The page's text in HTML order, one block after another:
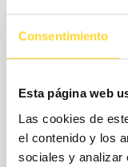
Consentimiento
Esta página web
Las cookies de
el contenido y los
sociales y analizar
FAIN PUERTAS